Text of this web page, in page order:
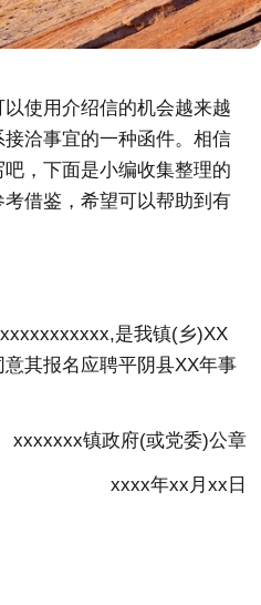
使用介绍信的机会越来越
洽事宜的一种函件。相信
，下面是小编收集整理的
借鉴，希望可以帮助到有
是我镇(乡)XX
其报名应聘平阴县XX年事
镇政府(或党委)公章
xxxx年xx月xx日